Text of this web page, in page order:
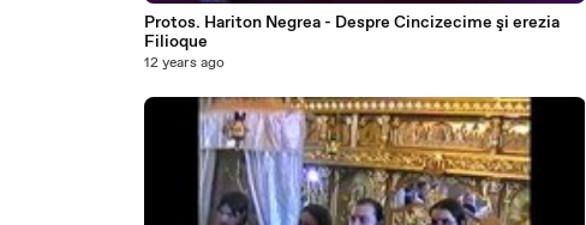
Protos. Hariton Negrea - Despre Cincizecime şi erezia
Filioque
12 years ago